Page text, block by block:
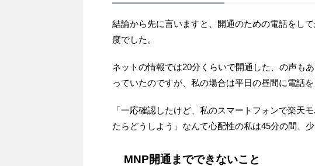
結論から先に言いますと、開通のための電話をし
度でした。
ネットの情報では20分くらいで開通した、の声も
っていたのですが、私の場合は平日の昼間に電話
「一応確認したけど、私のスマートフォンで楽天
たらどうしよう」なんて心配性の私は45分の間、
MNP開通までできないこと